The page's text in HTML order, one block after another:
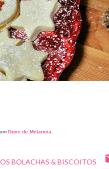
Doce de Melancia
BOLACHAS & BISCOITOS